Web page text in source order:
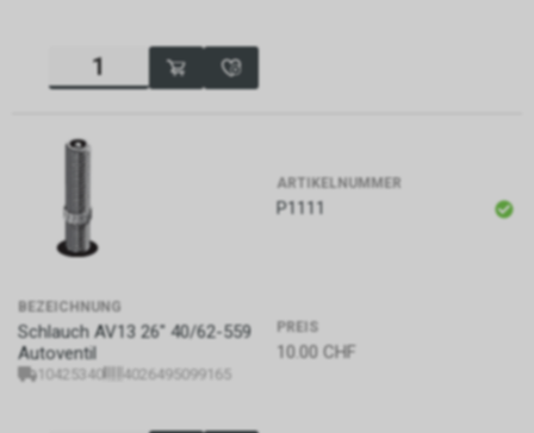
ARTIKELNUMMER
P1111
BEZEICHNUNG
Schlauch AV13 26" 40/62-559
Autoventil
10425340 4026495099165
PREIS
10.00 CHF